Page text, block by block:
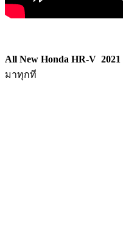
All New Honda HR-V 2021
มาทุกที